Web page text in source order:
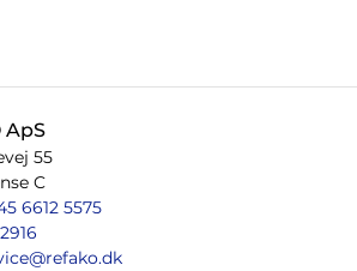
ApS
55
C
6612 5575